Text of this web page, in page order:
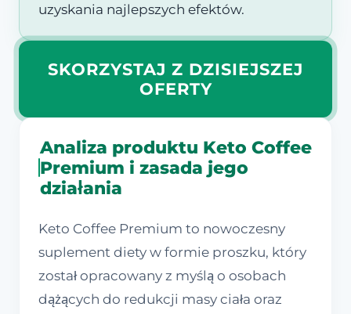
uzyskania najlepszych efektów.
SKORZYSTAJ Z DZISIEJSZEJ
OFERTY
Analiza produktu Keto Coffee
Premium i zasada jego
działania
Keto Coffee Premium to nowoczesny
suplement diety w formie proszku, który
został opracowany z myślą o osobach
dążących do redukcji masy ciała oraz